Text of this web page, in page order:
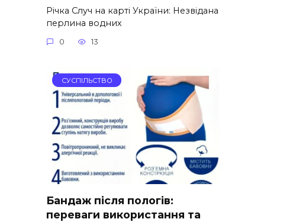
Річка Случ на карті України: Незвідана
перлина водних
0 13
СУСПІЛЬСТВО
Бандаж після пологів:
переваги використання та